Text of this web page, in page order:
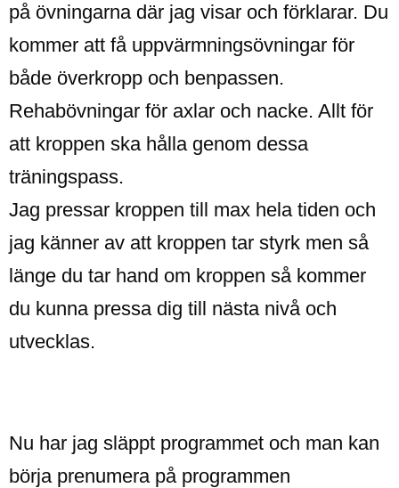
på övningarna där jag visar och förklarar. Du
kommer att få uppvärmningsövningar för
både överkropp och benpassen.
Rehabövningar för axlar och nacke. Allt för
att kroppen ska hålla genom dessa
träningspass.
Jag pressar kroppen till max hela tiden och
jag känner av att kroppen tar styrk men så
länge du tar hand om kroppen så kommer
du kunna pressa dig till nästa nivå och
utvecklas.
Nu har jag släppt programmet och man kan
börja prenumera på programmen